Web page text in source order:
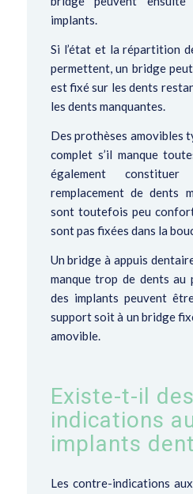
implants.
Si l’état et la répartition
permettent, un bridge
est fixé sur les dents
les dents manquantes.
Des prothèses amovibles
complet s’il manque
également
remplacement de dents
sont toutefois peu
sont pas fixées dans la
Un bridge à appuis
manque trop de dents au
des implants peuvent
support soit à un bridge
amovible.
Existe-t-il
indications
implants
Les contre-indications